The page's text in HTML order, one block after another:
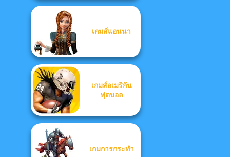
เกมส์แอนนา
เกมส์อเมริกัน
ฟุตบอล
เกมการกระทำ